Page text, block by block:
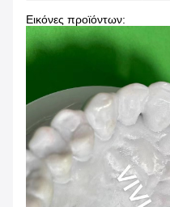
Εικόνες προϊόντων: